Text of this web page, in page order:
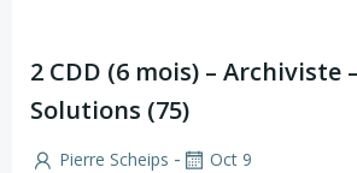
2 CDD (6 mois) – Archiviste
Solutions (75)
Pierre Scheips - Oct 9